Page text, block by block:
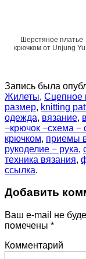
Шерстяное платье
крючком от Unjung
Запись была
Жилеты, Сцепное
размер, knitting
одежда, вязание,
−крючок −схема −
крючком, приемы
рукоделие − рука,
техника вязания,
ссылка.
Добавить
Ваш e-mail не
помечены *
Комментарий